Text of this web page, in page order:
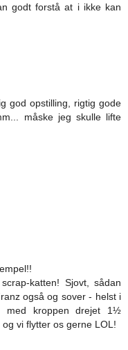
godt forstå at i ikke kan
god opstilling, rigtig gode
måske jeg skulle lifte
katten! Sjovt, sådan
også og sover - helst i
med kroppen drejet 1½
vi flytter os gerne LOL!